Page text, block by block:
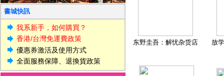
書城快訊
我系新手，如何購買？
香港/台灣免運費政策
優惠券激活及使用方式
全面服務保障、退換貨政策
东野圭吾：解忧杂货店 放